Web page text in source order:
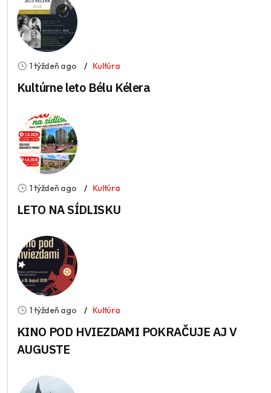
1 týždeň ago Kultúra
Kultúrne leto Bélu Kélera
1 týždeň ago Kultúra
LETO NA SÍDLISKU
1 týždeň ago Kultúra
KINO POD HVIEZDAMI POKRAČUJE AJ V
AUGUSTE